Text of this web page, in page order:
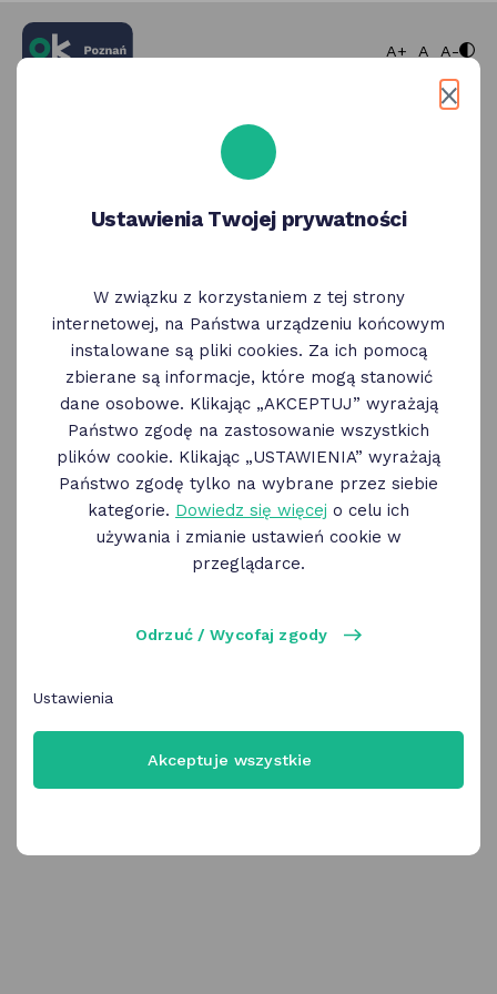
A+ większa
A A-
Wybierz bezpieczny sposób logowania
Węzeł Krajowy
Wybierz
ID Poznań
Zaloguj się korzystając z profilu ID Poznań
Wybierz
OK Poznań
być wkrótce dostępna
Ustawienia Twojej prywatności
W związku z korzystaniem z tej strony
internetowej, na Państwa urządzeniu końcowym
instalowane są pliki cookies. Za ich pomocą
zbierane są informacje, które mogą stanowić
dane osobowe. Klikając „AKCEPTUJ” wyrażają
Państwo zgodę na zastosowanie wszystkich
plików cookie. Klikając „USTAWIENIA” wyrażają
Państwo zgodę tylko na wybrane przez siebie
kategorie. Dowiedz się więcej o celu ich
używania i zmianie ustawień cookie w
przeglądarce.
Odrzuć / Wycofaj zgody
Ustawienia
Akceptuje wszystkie